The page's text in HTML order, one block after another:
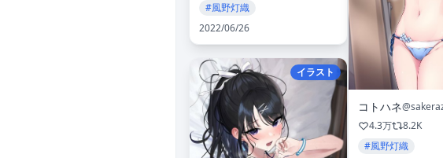
#風野灯織
2022/06/26
イラスト
コトハネ
4.3万
8.2K
#風野灯織